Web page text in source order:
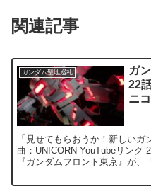
関連記事
ガンダム聖地巡礼
ガ
22
ニ
「見せてもらおうか！新しいガンダ
曲：UNICORN YouTubeリンク 2017年に、ダイバーシティにあった
『ガンダムフロント東京』が